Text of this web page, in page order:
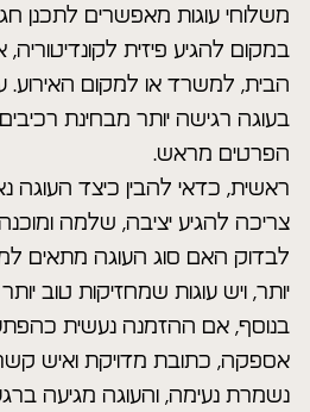
משלוחי עוגות מאפשרים לתכנן
במקום להגיע פיזית
הבית, למשרד או למקום
בעוגה רגישה יותר מבחינת
הפרטים מראש.
ראשית, כדאי להבין כיצד העוגה
צריכה להגיע יציבה, שלמה
לבדוק האם סוג העוגה מתאים
יותר, ויש עוגות שמחזיקות טוב
בנוסף, אם ההזמנה נעשית
אספקה, כתובת מדויקת ואיש קשר
נשמרת נעימה, והעוגה מגיעה